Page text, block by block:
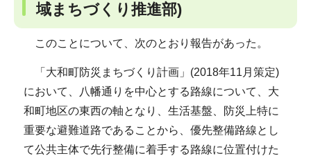
域まちづくり推進部)
このことについて、次のとおり報告があった。
「大和町防災まちづくり計画」(2018年11月策定)
において、八幡通りを中心とする路線について、大
和町地区の東西の軸となり、生活基盤、防災上特に
重要な避難道路であることから、優先整備路線とし
て公共主体で先行整備に着手する路線に位置付けた